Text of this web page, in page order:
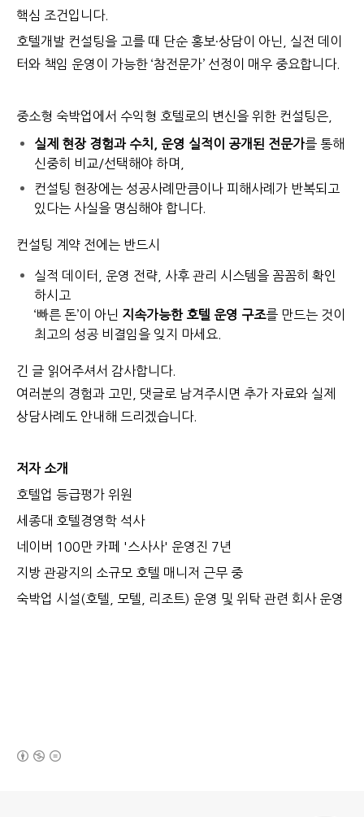
핵심 조건입니다.
호텔개발 컨설팅을 고를 때 단순 홍보·상담이 아닌, 실전 데이
터와 책임 운영이 가능한 ‘참전문가’ 선정이 매우 중요합니다.
중소형 숙박업에서 수익형 호텔로의 변신을 위한 컨설팅은,
실제 현장 경험과 수치, 운영 실적이 공개된 전문가를 통해
신중히 비교/선택해야 하며,
컨설팅 현장에는 성공사례만큼이나 피해사례가 반복되고
있다는 사실을 명심해야 합니다.
컨설팅 계약 전에는 반드시
실적 데이터, 운영 전략, 사후 관리 시스템을 꼼꼼히 확인
하시고
‘빠른 돈’이 아닌 지속가능한 호텔 운영 구조를 만드는 것이
최고의 성공 비결임을 잊지 마세요.
긴 글 읽어주셔서 감사합니다.
여러분의 경험과 고민, 댓글로 남겨주시면 추가 자료와 실제
상담사례도 안내해 드리겠습니다.
저자 소개
호텔업 등급평가 위원
세종대 호텔경영학 석사
네이버 100만 카페 '스사사' 운영진 7년
지방 관광지의 소규모 호텔 매니저 근무 중
숙박업 시설(호텔, 모텔, 리조트) 운영 및 위탁 관련 회사 운영